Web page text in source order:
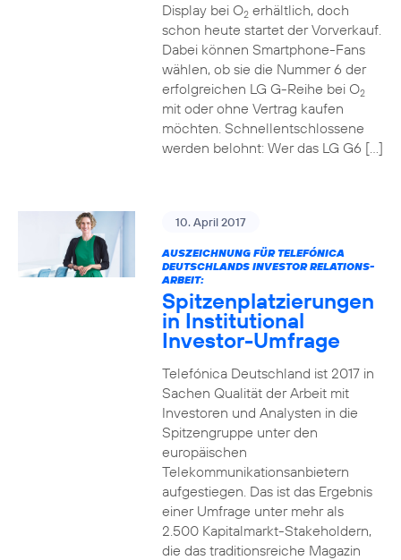
Display bei O2erhältlich, doch
schon heute startet der Vorverkauf.
Dabei können Smartphone-Fans
wählen, ob sie die Nummer 6 der
erfolgreichen LG G-Reihe bei O2
mit oder ohne Vertrag kaufen
möchten. Schnellentschlossene
werden belohnt: Wer das LG G6 […]
10. April 2017
AUSZEICHNUNG FÜR TELEFÓNICA
DEUTSCHLANDS INVESTOR RELATIONS-
ARBEIT:
Spitzenplatzierungen
in Institutional
Investor-Umfrage
Telefónica Deutschland ist 2017 in
Sachen Qualität der Arbeit mit
Investoren und Analysten in die
Spitzengruppe unter den
europäischen
Telekommunikationsanbietern
aufgestiegen. Das ist das Ergebnis
einer Umfrage unter mehr als
2.500 Kapitalmarkt-Stakeholdern,
die das traditionsreiche Magazin